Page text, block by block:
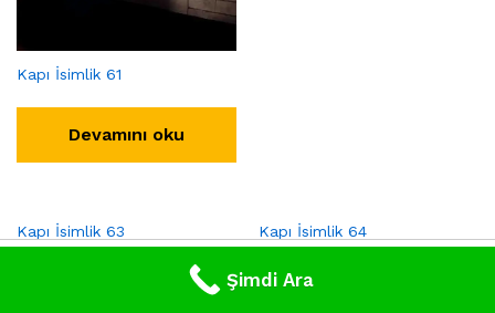
Kapı İsimlik 61
Devamını oku
Kapı İsimlik 63 Kapı İsimlik 64
Devamını oku
Category Search
Şimdi Ara